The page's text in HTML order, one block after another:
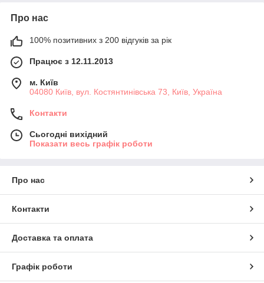
Про нас
100% позитивних з 200 відгуків за рік
Працює з 12.11.2013
м. Київ
04080 Київ, вул. Костянтинівська 73, Київ, Україна
Контакти
Сьогодні вихідний
Показати весь графік роботи
Про нас
Контакти
Доставка та оплата
Графік роботи